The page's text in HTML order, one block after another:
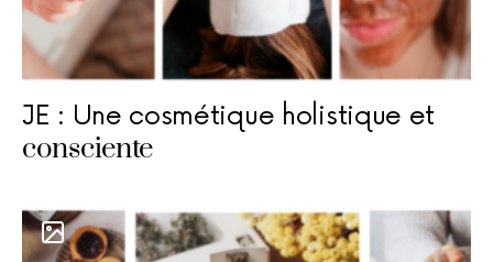
JE : Une cosmétique holistique et
consciente